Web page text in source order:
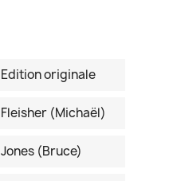
Edition originale
Fleisher (Michaël)
Jones (Bruce)